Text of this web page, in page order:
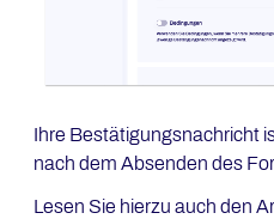
Ihre Bestätigungsnachricht
nach dem Absenden des
Lesen Sie hierzu auch den